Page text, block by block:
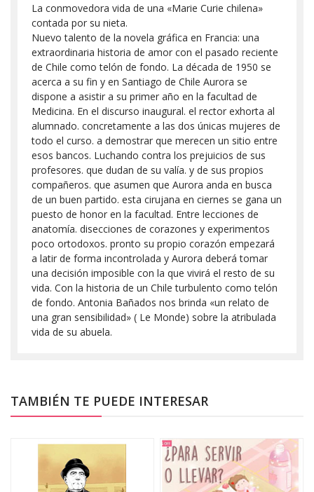
La conmovedora vida de una «Marie Curie chilena»
contada por su nieta.
Nuevo talento de la novela gráfica en Francia: una
extraordinaria historia de amor con el pasado reciente
de Chile como telón de fondo. La década de 1950 se
acerca a su fin y en Santiago de Chile Aurora se
dispone a asistir a su primer año en la facultad de
Medicina. En el discurso inaugural. el rector exhorta al
alumnado. concretamente a las dos únicas mujeres de
todo el curso. a demostrar que merecen un sitio entre
esos bancos. Luchando contra los prejuicios de sus
profesores. que dudan de su valía. y de sus propios
compañeros. que asumen que Aurora anda en busca
de un buen partido. esta cirujana en ciernes se gana un
puesto de honor en la facultad. Entre lecciones de
anatomía. disecciones de corazones y experimentos
poco ortodoxos. pronto su propio corazón empezará
a latir de forma incontrolada y Aurora deberá tomar
una decisión imposible con la que vivirá el resto de su
vida. Con la historia de un Chile turbulento como telón
de fondo. Antonia Bañados nos brinda «un relato de
una gran sensibilidad» ( Le Monde) sobre la atribulada
vida de su abuela.
TAMBIÉN TE PUEDE INTERESAR